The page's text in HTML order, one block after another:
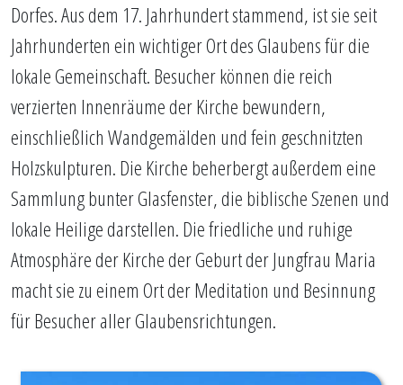
Dorfes. Aus dem 17. Jahrhundert stammend, ist sie seit
Jahrhunderten ein wichtiger Ort des Glaubens für die
lokale Gemeinschaft. Besucher können die reich
verzierten Innenräume der Kirche bewundern,
einschließlich Wandgemälden und fein geschnitzten
Holzskulpturen. Die Kirche beherbergt außerdem eine
Sammlung bunter Glasfenster, die biblische Szenen und
lokale Heilige darstellen. Die friedliche und ruhige
Atmosphäre der Kirche der Geburt der Jungfrau Maria
macht sie zu einem Ort der Meditation und Besinnung
für Besucher aller Glaubensrichtungen.